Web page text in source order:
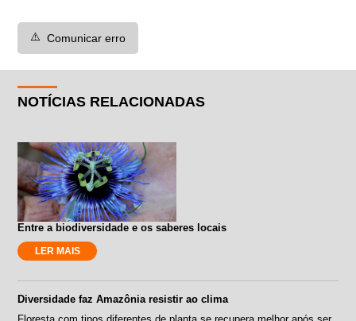
⚠️ Comunicar erro
NOTÍCIAS RELACIONADAS
Entre a biodiversidade e os saberes locais
LER MAIS
Diversidade faz Amazônia resistir ao clima